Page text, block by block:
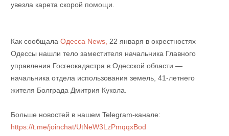
увезла карета скорой помощи.
Как сообщала Одесса News, 22 января в окрестностях
Одессы нашли тело заместителя начальника Главного
управления Госгеокадастра в Одесской области —
начальника отдела использования земель, 41-летнего
жителя Болграда Дмитрия Кукола.
Больше новостей в нашем Telegram-канале:
https://t.me/joinchat/UtNeW3LzPmqqxBod